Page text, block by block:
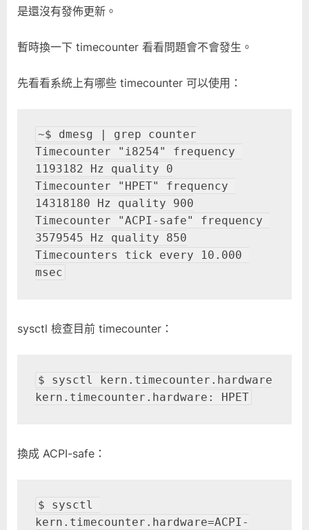
是還沒有發佈更新。
暫時換一下 timecounter 看看問題會不會發生。
先看看系統上有哪些 timecounter 可以使用：
~$ dmesg | grep counter
Timecounter "i8254" frequency
1193182 Hz quality 0
Timecounter "HPET" frequency
14318180 Hz quality 900
Timecounter "ACPI-safe" frequency
3579545 Hz quality 850
Timecounters tick every 10.000
msec
sysctl 檢查目前 timecounter：
$ sysctl kern.timecounter.hardware
kern.timecounter.hardware: HPET
換成 ACPI-safe：
$ sysctl
kern.timecounter.hardware=ACPI-